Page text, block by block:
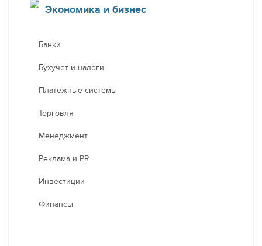
Экономика и бизнес
Банки
Бухучет и налоги
Платежные системы
Торговля
Менеджмент
Реклама и PR
Инвестиции
Финансы